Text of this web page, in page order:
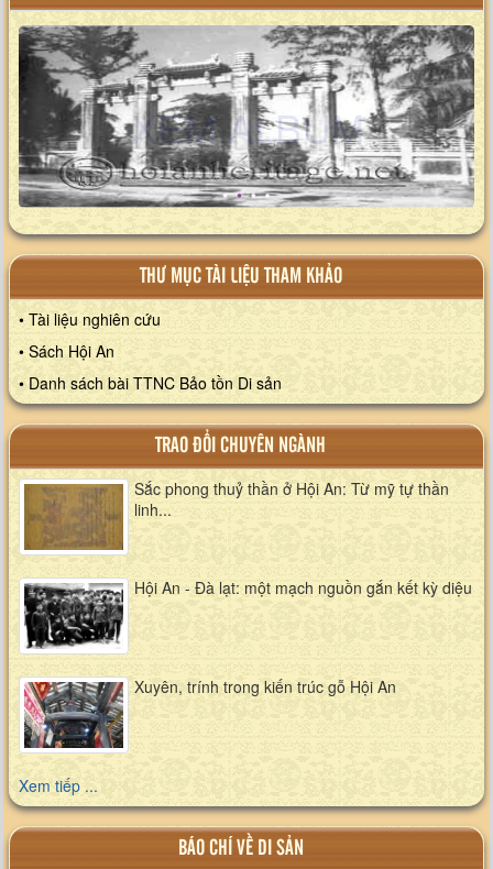
XEM ALBUM
THƯ MỤC TÀI LIỆU THAM KHẢO
• Tài liệu nghiên cứu
• Sách Hội An
• Danh sách bài TTNC Bảo tồn Di sản
TRAO ĐỔI CHUYÊN NGÀNH
Sắc phong thuỷ thần ở Hội An: Từ mỹ tự thần
linh...
Hội An - Đà lạt: một mạch nguồn gắn kết kỳ diệu
Xuyên, trính trong kiến trúc gỗ Hội An
Xem tiếp ...
BÁO CHÍ VỀ DI SẢN